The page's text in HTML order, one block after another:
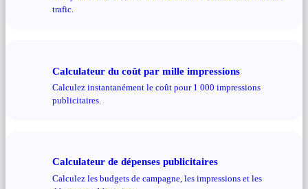
trafic.
Calculateur du coût par mille impressions
Calculez instantanément le coût pour 1 000 impressions
publicitaires.
Calculateur de dépenses publicitaires
Calculez les budgets de campagne, les impressions et les